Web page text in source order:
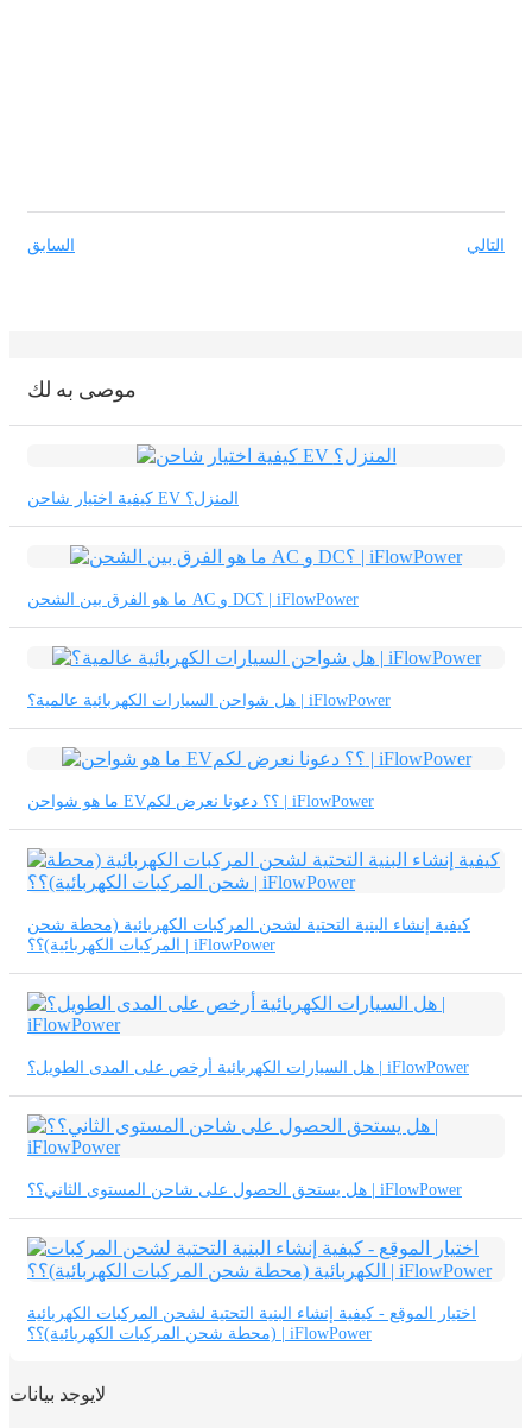
السابق التالي
موصى به لك
كيفية اختيار شاحن EV المنزل؟
ما هو الفرق بين الشحن AC و DC؟ | iFlowPower
هل شواحن السيارات الكهربائية عالمية؟ | iFlowPower
ما هو شواحن EV؟؟ دعونا نعرض لكم | iFlowPower
كيفية إنشاء البنية التحتية لشحن المركبات الكهربائية (محطة شحن
المركبات الكهربائية)؟؟ | iFlowPower
هل السيارات الكهربائية أرخص على المدى الطويل؟ | iFlowPower
هل يستحق الحصول على شاحن المستوى الثاني؟؟ | iFlowPower
اختيار الموقع - كيفية إنشاء البنية التحتية لشحن المركبات الكهربائية
(محطة شحن المركبات الكهربائية)؟؟ | iFlowPower
لايوجد بيانات